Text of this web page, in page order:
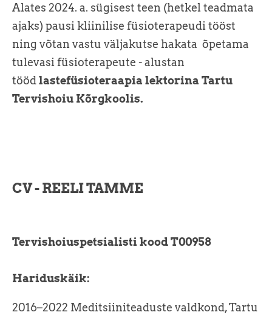
Alates 2024. a. sügisest teen (hetkel teadmata
ajaks) pausi kliinilise füsioterapeudi tööst
ning võtan vastu väljakutse hakata õpetama
tulevasi füsioterapeute - alustan
töödlastefüsioteraapia lektorina Tartu
Tervishoiu Kõrgkoolis.
CV - REELI TAMME
Tervishoiuspetsialisti kood T00958
Hariduskäik:
2016–2022 Meditsiiniteaduste valdkond, Tartu